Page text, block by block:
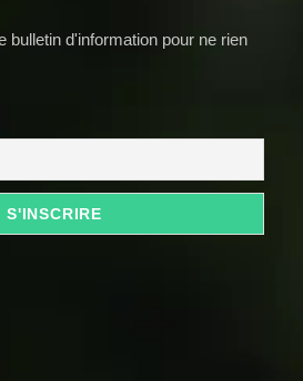
bulletin d'information pour ne rien